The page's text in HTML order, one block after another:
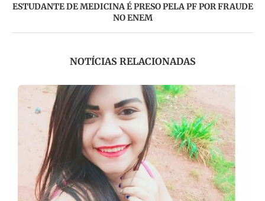
ESTUDANTE DE MEDICINA É PRESO PELA PF POR FRAUDE
NO ENEM
NOTÍCIAS RELACIONADAS